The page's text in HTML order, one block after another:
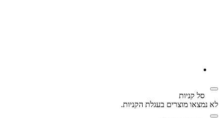
מוצרים בעגלת הקניות.